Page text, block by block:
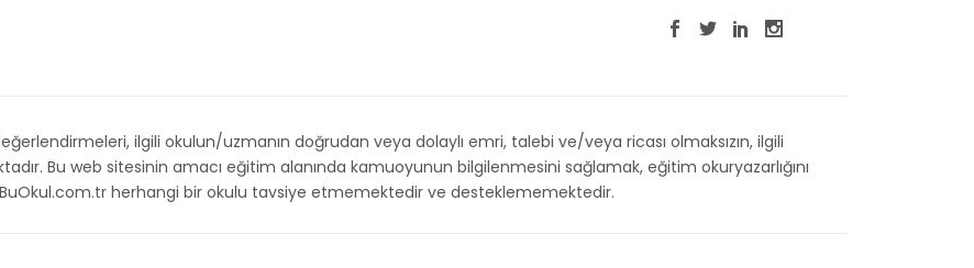
ilgili okulun/uzmanın doğrudan veya dolaylı emri, talebi ve/veya ricası olmaksızın, ilgili
Bu web sitesinin amacı eğitim alanında kamuoyunun bilgilenmesini sağlamak, eğitim okuryazarlığını
herhangi bir okulu tavsiye etmemektedir ve desteklememektedir.